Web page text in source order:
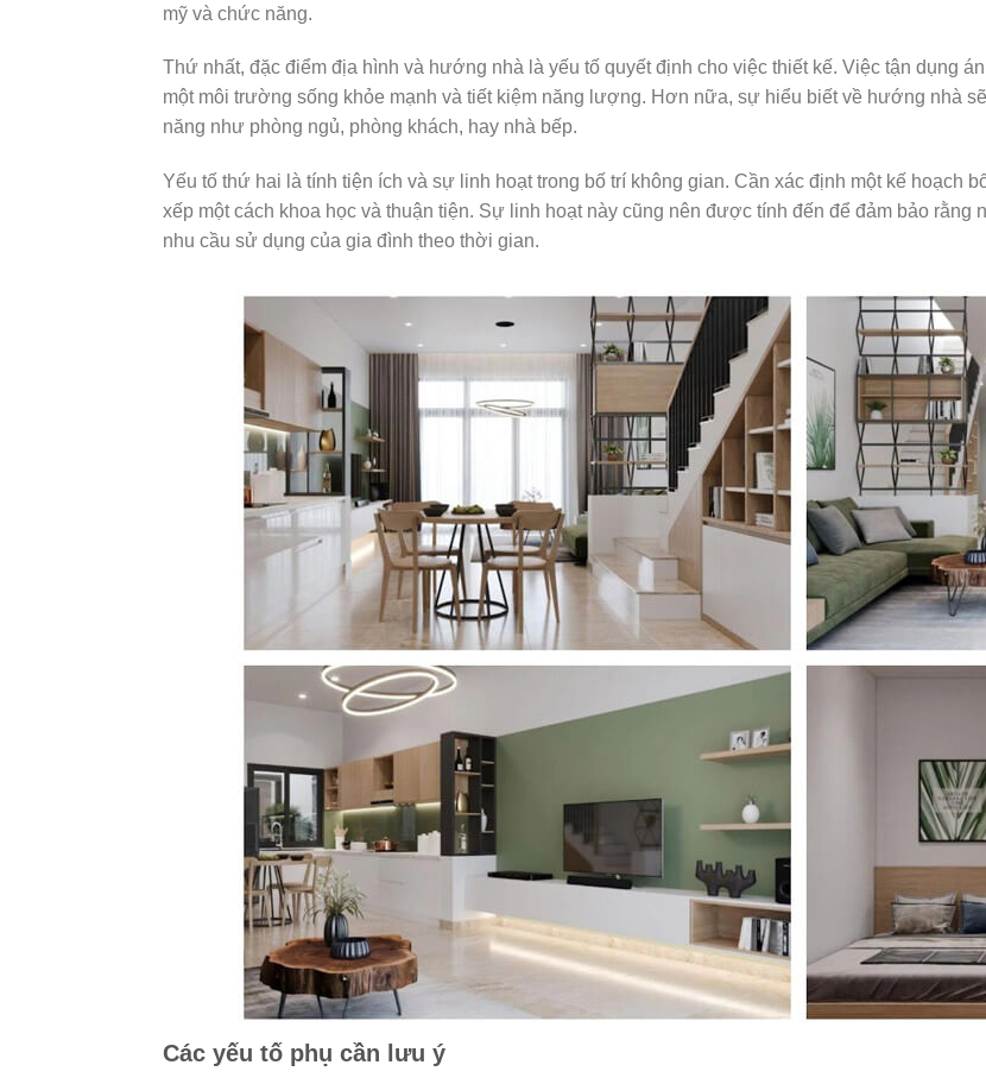
mỹ và chức năng.
Thứ nhất, đặc điểm địa hình và hướng nhà là yếu tố quyết định cho việc thiết kế. Việc tận dụng
một môi trường sống khỏe mạnh và tiết kiệm năng lượng. Hơn nữa, sự hiểu biết về hướng nhà
năng như phòng ngủ, phòng khách, hay nhà bếp.
Yếu tố thứ hai là tính tiện ích và sự linh hoạt trong bố trí không gian. Cần xác định một kế hoạch
xếp một cách khoa học và thuận tiện. Sự linh hoạt này cũng nên được tính đến để đảm bảo
nhu cầu sử dụng của gia đình theo thời gian.
Các yếu tố phụ cần lưu ý